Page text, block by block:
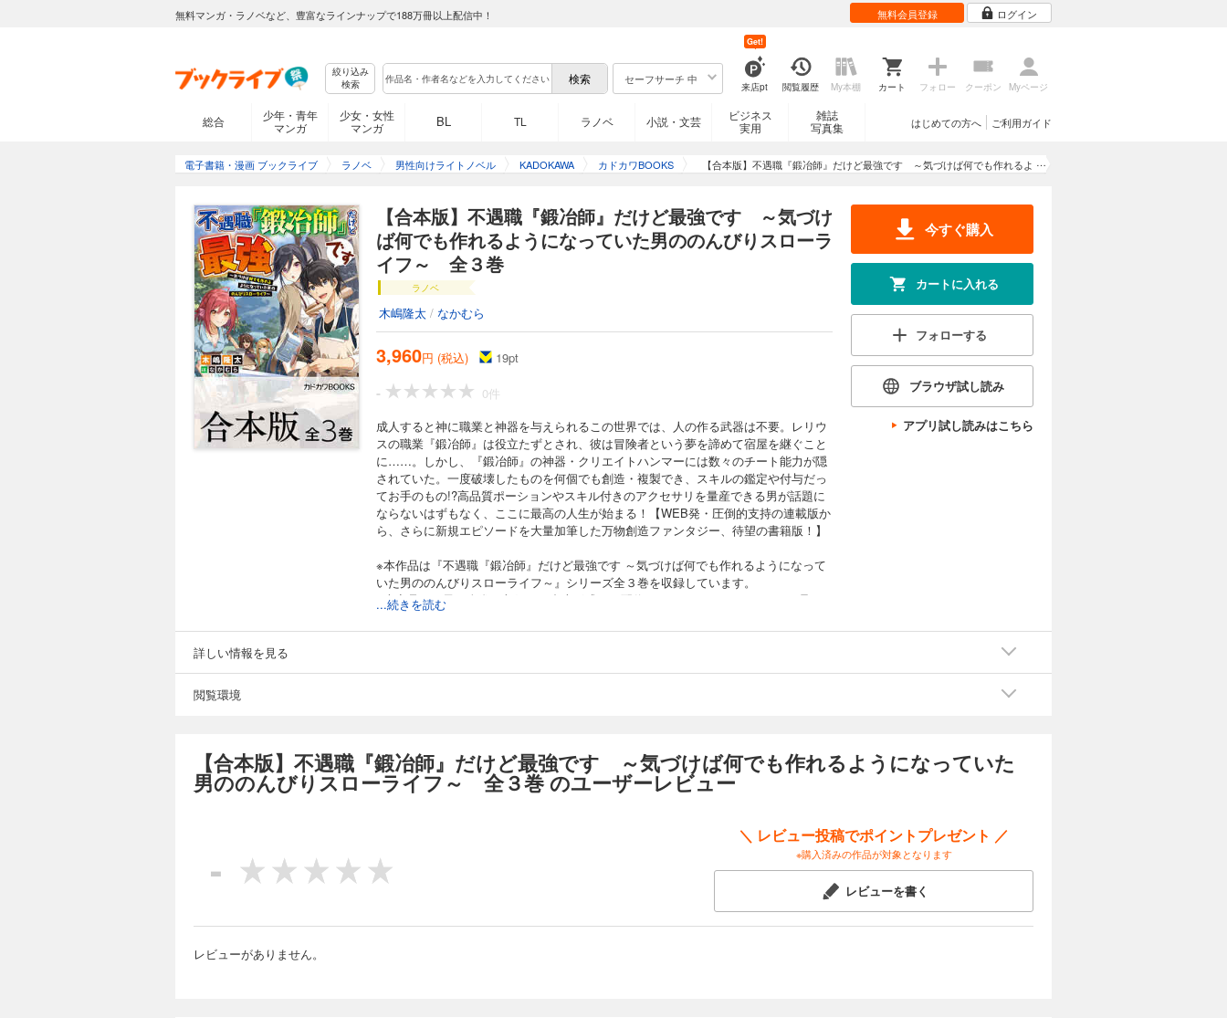
無料マンガ・ラノベなど、豊富なラインナップで188万冊以上配信中！ 無料会員登録 ログイン
絞り込み
検索
セーフサーチ 中
来店pt
Get!
閲覧履歴 My本棚 カート フォロー クーポン Myページ
総合
少年・青年
マンガ
少女・女性
マンガ
BL TL ラノベ 小説・文芸
ビジネス
実用
雑誌
写真集
ご利用ガイド
はじめての方へ
電子書籍・漫画 ブックライブ ラノベ 男性向けライトノベル KADOKAWA カドカワBOOKS
【合本版】不遇職『鍛冶師』だけど最強です ～気づけば何でも作れるよ
【合本版】不遇職『鍛冶師』だけど最強です ～気づけ
ば何でも作れるようになっていた男ののんびりスローラ
イフ～ 全３巻
ラノベ
木嶋隆太 / なかむら
3,960円 (税込) 19pt
-
0件
成人すると神に職業と神器を与えられるこの世界では、人の作る武器は不要。レリウ
スの職業『鍛冶師』は役立たずとされ、彼は冒険者という夢を諦めて宿屋を継ぐこと
に……。しかし、『鍛冶師』の神器・クリエイトハンマーには数々のチート能力が隠
されていた。一度破壊したものを何個でも創造・複製でき、スキルの鑑定や付与だっ
てお手のもの!?高品質ポーションやスキル付きのアクセサリを量産できる男が話題に
ならないはずもなく、ここに最高の人生が始まる！【WEB発・圧倒的支持の連載版か
ら、さらに新規エピソードを大量加筆した万物創造ファンタジー、待望の書籍版！】
※本作品は『不遇職『鍛冶師』だけど最強です ～気づけば何でも作れるようになって
いた男ののんびりスローライフ～』シリーズ全３巻を収録しています。
※本商品は１冊に全巻を収録した合本形式での配信となります。あらかじめご了承く
ださい。
...続きを読む
今すぐ購入
カートに入れる
フォローする
ブラウザ試し読み
アプリ試し読みはこちら
詳しい情報を見る
閲覧環境
【合本版】不遇職『鍛冶師』だけど最強です ～気づけば何でも作れるようになっていた
男ののんびりスローライフ～ 全３巻 のユーザーレビュー
-
＼ レビュー投稿でポイントプレゼント ／
※購入済みの作品が対象となります
レビューを書く
レビューがありません。